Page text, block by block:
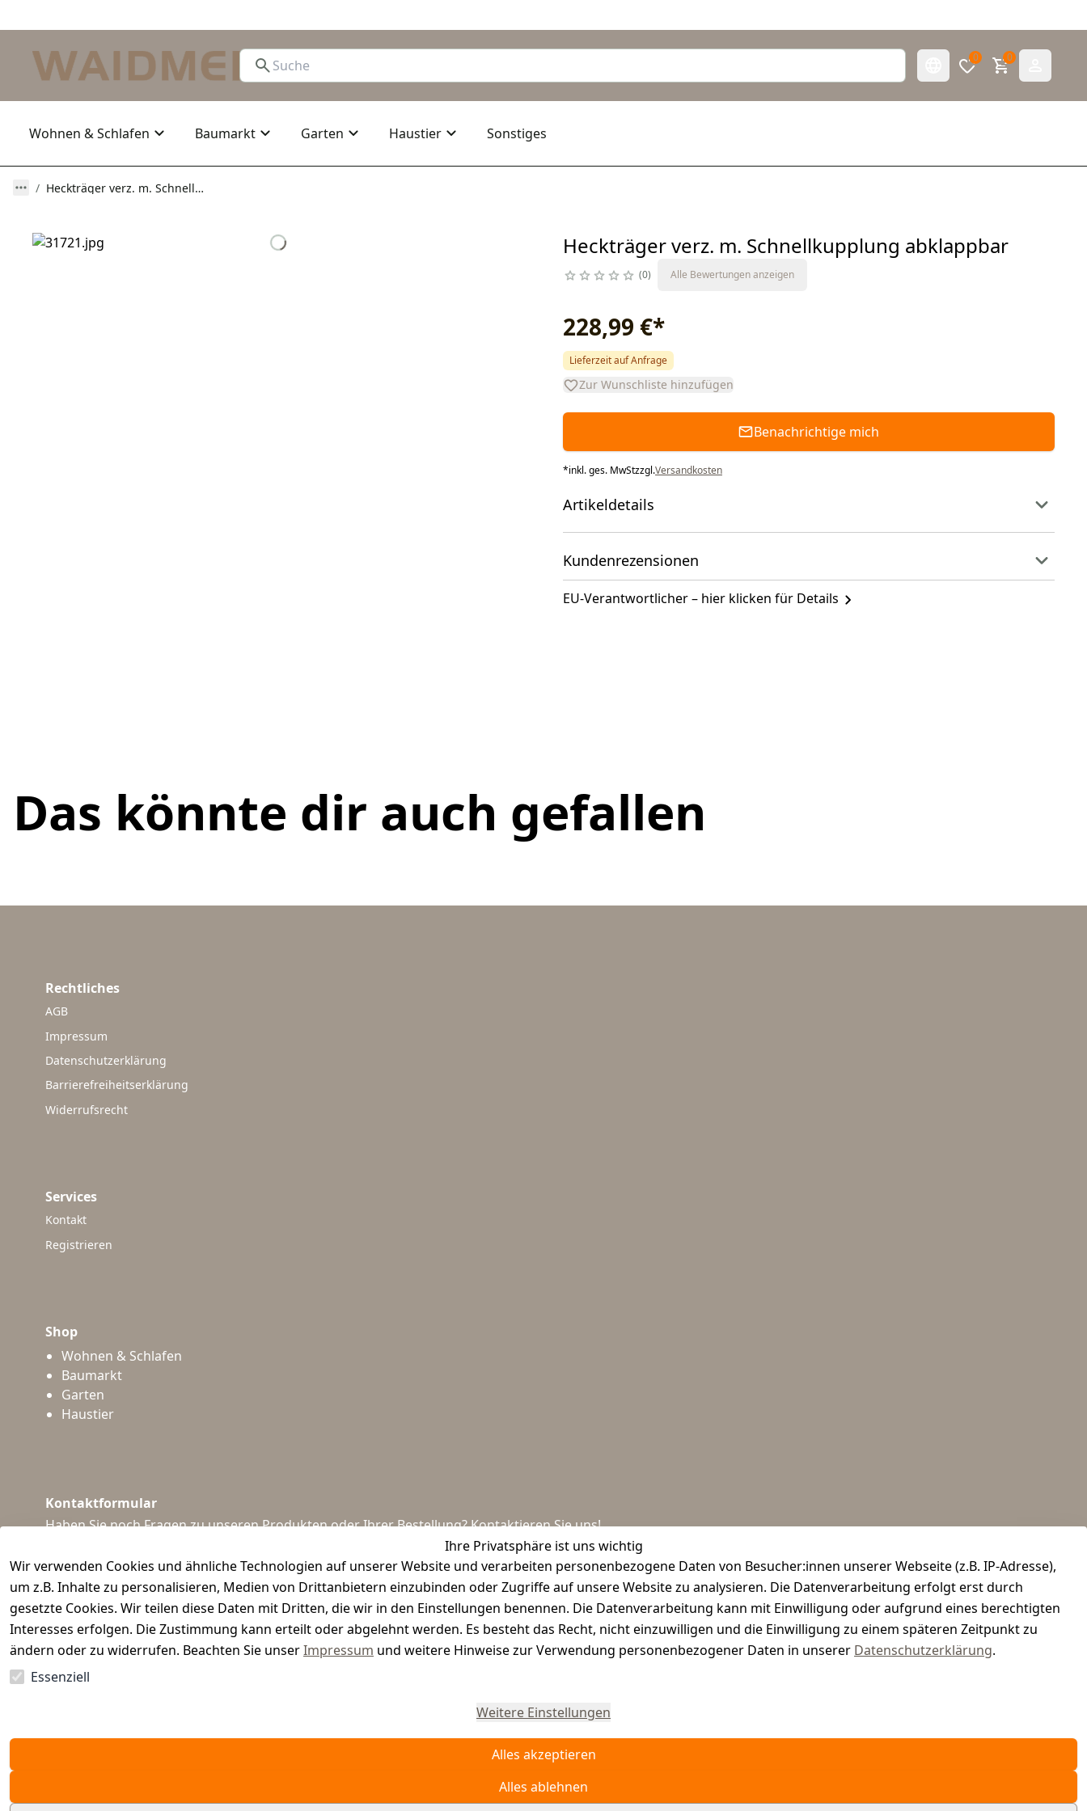
0 0
Wohnen & Schlafen Baumarkt Garten Haustier Sonstiges
Heckträger verz. m. Schnellkupplung abklappbar
Heckträger verz. m. Schnellkupplung abklappbar
0 Alle Bewertungen anzeigen
228,99 €*
Lieferzeit auf Anfrage
Zur Wunschliste hinzufügen
Benachrichtige mich
*inkl. ges. MwStzzgl.Versandkosten
Artikeldetails
Kundenrezensionen
EU-Verantwortlicher – hier klicken für Details
Das könnte dir auch gefallen
Ihre Privatsphäre ist uns wichtig
Wir verwenden Cookies und ähnliche Technologien auf unserer Website und verarbeiten personenbezogene Daten von Besucher:innen unserer Webseite (z.B. IP-Adresse),
um z.B. Inhalte zu personalisieren, Medien von Drittanbietern einzubinden oder Zugriffe auf unsere Website zu analysieren. Die Datenverarbeitung erfolgt erst durch
gesetzte Cookies. Wir teilen diese Daten mit Dritten, die wir in den Einstellungen benennen. Die Datenverarbeitung kann mit Einwilligung oder aufgrund eines berechtigten
Interesses erfolgen. Die Zustimmung kann erteilt oder abgelehnt werden. Es besteht das Recht, nicht einzuwilligen und die Einwilligung zu einem späteren Zeitpunkt zu
ändern oder zu widerrufen. Beachten Sie unserImpressum und weitere Hinweise zur Verwendung personenbezogener Daten in unserer Datenschutzerklärung.
Essenziell
Weitere Einstellungen
Alles akzeptieren
Alles ablehnen
Rechtliches
AGB
Impressum
Datenschutzerklärung
Barrierefreiheitserklärung
Widerrufsrecht
Services
Kontakt
Registrieren
Shop
Wohnen & Schlafen
Baumarkt
Garten
Haustier
Kontaktformular
Haben Sie noch Fragen zu unseren Produkten oder Ihrer Bestellung? Kontaktieren Sie uns!
support@waidmeister.de